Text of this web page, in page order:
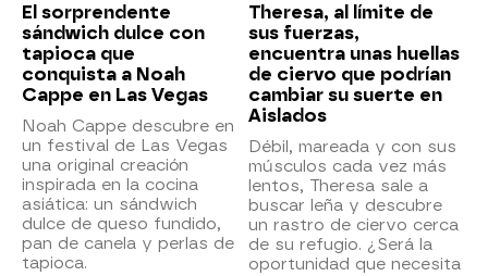
El sorprendente
sándwich dulce con
tapioca que
conquista a Noah
Cappe en Las Vegas
Noah Cappe descubre en
un festival de Las Vegas
una original creación
inspirada en la cocina
asiática: un sándwich
dulce de queso fundido,
pan de canela y perlas de
tapioca.
Theresa, al límite de
sus fuerzas,
encuentra unas huellas
de ciervo que podrían
cambiar su suerte en
Aislados
Débil, mareada y con sus
músculos cada vez más
lentos, Theresa sale a
buscar leña y descubre
un rastro de ciervo cerca
de su refugio. ¿Será la
oportunidad que necesita